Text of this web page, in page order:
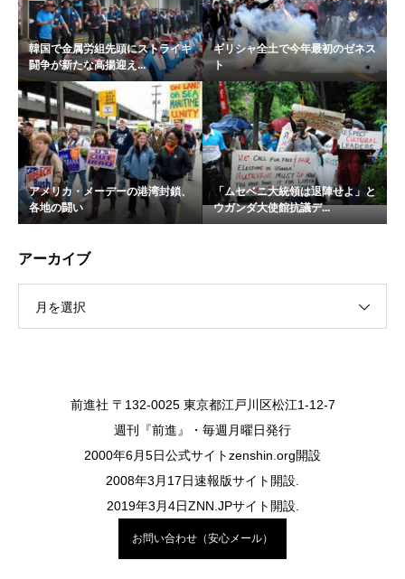
韓国で金属労組先頭にストライキ
闘争が新たな高揚迎え...
ギリシャ全土で今年最初のゼネス
ト
アメリカ・メーデーの港湾封鎖、
各地の闘い
「ムセベニ大統領は退陣せよ」と
ウガンダ大使館抗議デ...
アーカイブ
月を選択
前進社 〒132-0025 東京都江戸川区松江1-12-7
週刊『前進』・毎週月曜日発行
2000年6月5日公式サイトzenshin.org開設
2008年3月17日速報版サイト開設.
2019年3月4日ZNN.JPサイト開設.
お問い合わせ（安心メール）